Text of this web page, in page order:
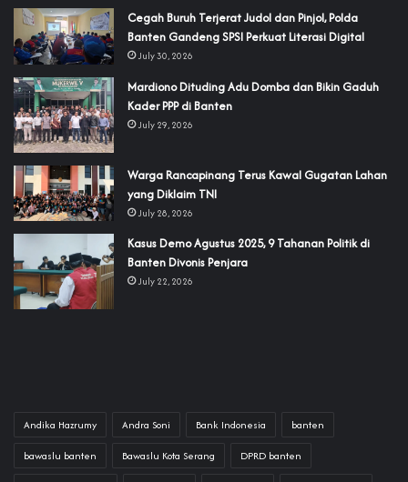
Cegah Buruh Terjerat Judol dan Pinjol, Polda
Banten Gandeng SPSI Perkuat Literasi Digital
July 30, 2026
‎Mardiono Dituding Adu Domba dan Bikin Gaduh
Kader PPP di Banten
July 29, 2026
‎Warga Rancapinang Terus Kawal Gugatan Lahan
yang Diklaim TNI‎‎
July 28, 2026
‎Kasus Demo Agustus 2025, 9 Tahanan Politik di
Banten Divonis Penjara
July 22, 2026
Andika Hazrumy Andra Soni Bank Indonesia banten
bawaslu banten Bawaslu Kota Serang DPRD banten